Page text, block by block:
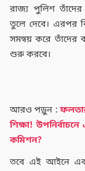
রাজ্য পুলিশ
তুলে দেবে। এরপর
সমন্বয় করে তাঁদের
শুরু করবে।
আরও পড়ুন :
শিক্ষা!
কমিশন?
তবে এই আইনে